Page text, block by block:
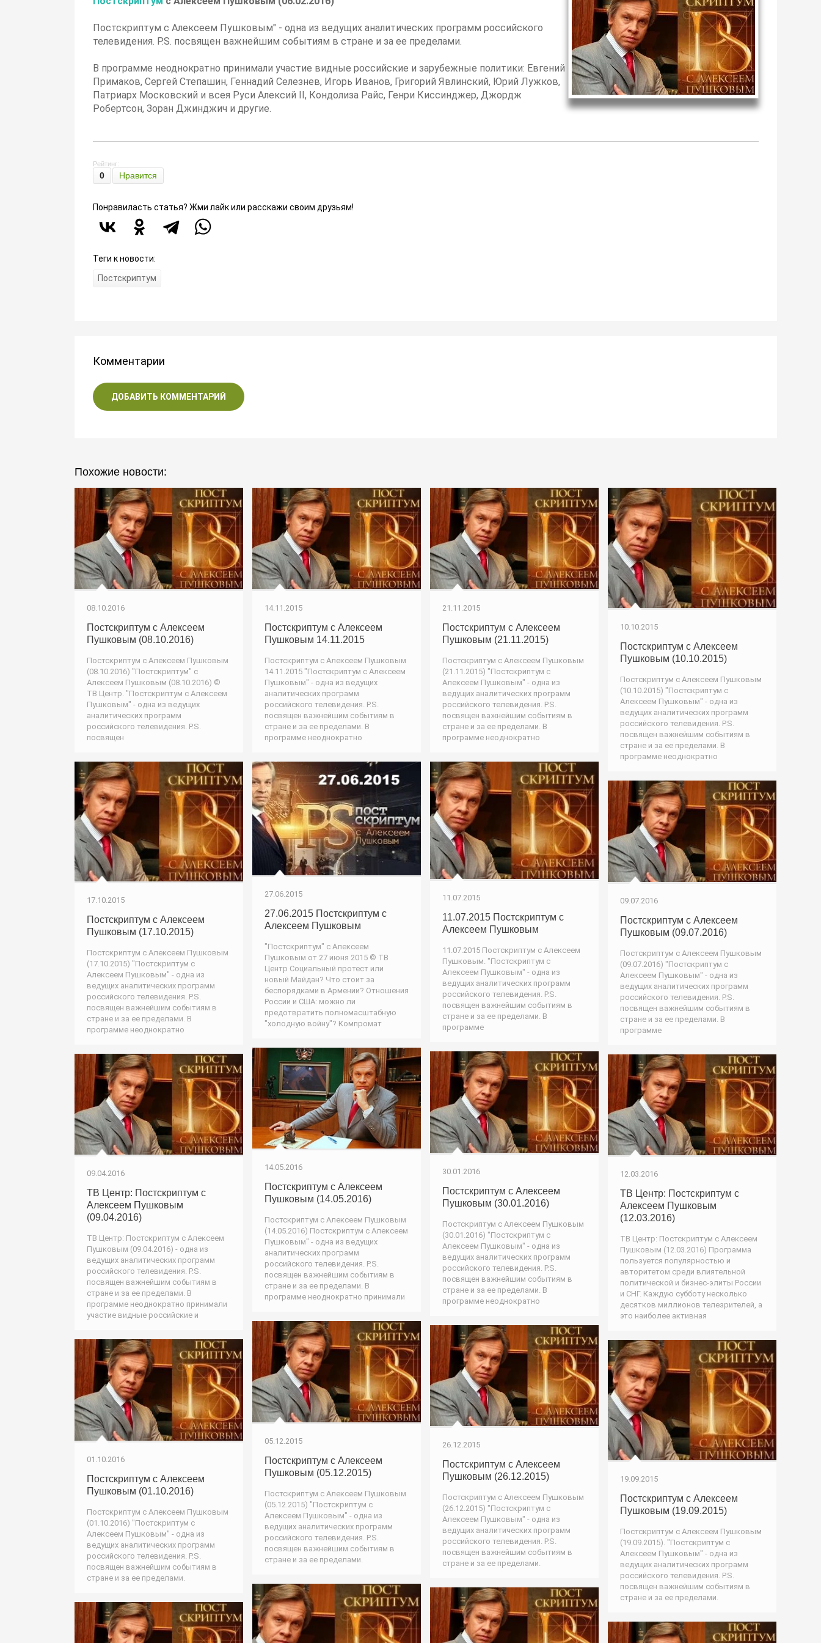
Постскриптум с Алексеем Пушковым" - одна из ведущих аналитических программ российского
телевидения. P.S. посвящен важнейшим событиям в стране и за ее пределами.
В программе неоднократно принимали участие видные российские и зарубежные политики: Евгений
Примаков, Сергей Степашин, Геннадий Селезнев, Игорь Иванов, Григорий Явлинский, Юрий Лужков,
Патриарх Московский и всея Руси Алексий II, Кондолиза Райс, Генри Киссинджер, Джордж
Робертсон, Зоран Джинджич и другие.
Рейтинг:
0 Нравится
Понравиласть статья? Жми лайк или расскажи своим друзьям!
Теги к новости:
Постскриптум
Комментарии
ДОБАВИТЬ КОММЕНТАРИЙ
Похожие новости:
08.10.2016
Постскриптум с Алексеем
Пушковым (08.10.2016)
Постскриптум с Алексеем Пушковым
(08.10.2016) "Постскриптум" с
Алексеем Пушковым (08.10.2016) ©
ТВ Центр. "Постскриптум с Алексеем
Пушковым" - одна из ведущих
аналитических программ
российского телевидения. P.S.
посвящен
14.11.2015
Постскриптум с Алексеем
Пушковым 14.11.2015
Постскриптум с Алексеем Пушковым
14.11.2015 "Постскриптум с Алексеем
Пушковым" - одна из ведущих
аналитических программ
российского телевидения. P.S.
посвящен важнейшим событиям в
стране и за ее пределами. В
программе неоднократно
21.11.2015
Постскриптум с Алексеем
Пушковым (21.11.2015)
Постскриптум с Алексеем Пушковым
(21.11.2015) "Постскриптум с
Алексеем Пушковым" - одна из
ведущих аналитических программ
российского телевидения. P.S.
посвящен важнейшим событиям в
стране и за ее пределами. В
программе неоднократно
10.10.2015
Постскриптум с Алексеем
Пушковым (10.10.2015)
Постскриптум с Алексеем Пушковым
(10.10.2015) "Постскриптум с
Алексеем Пушковым" - одна из
ведущих аналитических программ
российского телевидения. P.S.
посвящен важнейшим событиям в
стране и за ее пределами. В
программе неоднократно
17.10.2015
Постскриптум с Алексеем
Пушковым (17.10.2015)
Постскриптум с Алексеем Пушковым
(17.10.2015) "Постскриптум с
Алексеем Пушковым" - одна из
ведущих аналитических программ
российского телевидения. P.S.
посвящен важнейшим событиям в
стране и за ее пределами. В
программе неоднократно
27.06.2015
27.06.2015 Постскриптум с
Алексеем Пушковым
"Постскриптум" с Алексеем
Пушковым от 27 июня 2015 © ТВ
Центр Социальный протест или
новый Майдан? Что стоит за
беспорядками в Армении? Отношения
России и США: можно ли
предотвратить полномасштабную
"холодную войну"? Компромат
11.07.2015
11.07.2015 Постскриптум с
Алексеем Пушковым
11.07.2015 Постскриптум с Алексеем
Пушковым. "Постскриптум с
Алексеем Пушковым" - одна из
ведущих аналитических программ
российского телевидения. P.S.
посвящен важнейшим событиям в
стране и за ее пределами. В
программе
09.07.2016
Постскриптум с Алексеем
Пушковым (09.07.2016)
Постскриптум с Алексеем Пушковым
(09.07.2016) "Постскриптум с
Алексеем Пушковым" - одна из
ведущих аналитических программ
российского телевидения. P.S.
посвящен важнейшим событиям в
стране и за ее пределами. В
программе
14.05.2016
Постскриптум с Алексеем
Пушковым (14.05.2016)
Постскриптум с Алексеем Пушковым
(14.05.2016) Постскриптум с Алексеем
Пушковым" - одна из ведущих
аналитических программ
российского телевидения. P.S.
посвящен важнейшим событиям в
стране и за ее пределами. В
программе неоднократно принимали
30.01.2016
Постскриптум с Алексеем
Пушковым (30.01.2016)
Постскриптум с Алексеем Пушковым
(30.01.2016) "Постскриптум с
Алексеем Пушковым" - одна из
ведущих аналитических программ
российского телевидения. P.S.
посвящен важнейшим событиям в
стране и за ее пределами. В
программе неоднократно
09.04.2016
ТВ Центр: Постскриптум с
Алексеем Пушковым
(09.04.2016)
ТВ Центр: Постскриптум с Алексеем
Пушковым (09.04.2016) - одна из
ведущих аналитических программ
российского телевидения. P.S.
посвящен важнейшим событиям в
стране и за ее пределами. В
программе неоднократно принимали
участие видные российские и
12.03.2016
ТВ Центр: Постскриптум с
Алексеем Пушковым
(12.03.2016)
ТВ Центр: Постскриптум с Алексеем
Пушковым (12.03.2016) Программа
пользуется популярностью и
авторитетом среди влиятельной
политической и бизнес-элиты России
и СНГ. Каждую субботу несколько
десятков миллионов телезрителей, а
это наиболее активная
05.12.2015
Постскриптум с Алексеем
Пушковым (05.12.2015)
Постскриптум с Алексеем Пушковым
(05.12.2015) "Постскриптум с
Алексеем Пушковым" - одна из
ведущих аналитических программ
российского телевидения. P.S.
посвящен важнейшим событиям в
стране и за ее пределами.
26.12.2015
Постскриптум с Алексеем
Пушковым (26.12.2015)
Постскриптум с Алексеем Пушковым
(26.12.2015) "Постскриптум с
Алексеем Пушковым" - одна из
ведущих аналитических программ
российского телевидения. P.S.
посвящен важнейшим событиям в
стране и за ее пределами.
01.10.2016
Постскриптум с Алексеем
Пушковым (01.10.2016)
Постскриптум с Алексеем Пушковым
(01.10.2016) "Постскриптум с
Алексеем Пушковым" - одна из
ведущих аналитических программ
российского телевидения. P.S.
посвящен важнейшим событиям в
стране и за ее пределами.
19.09.2015
Постскриптум с Алексеем
Пушковым (19.09.2015)
Постскриптум с Алексеем Пушковым
(19.09.2015). "Постскриптум с
Алексеем Пушковым" - одна из
ведущих аналитических программ
российского телевидения. P.S.
посвящен важнейшим событиям в
стране и за ее пределами.